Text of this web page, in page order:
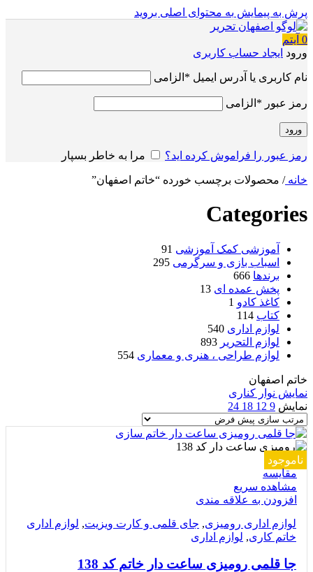
پرش به پیمایش به محتوای اصلی بروید
0 آیتم
ورود ایجاد حساب کاربری
نام کاربری یا آدرس ایمیل * الزامی
رمز عبور * الزامی
ورود
رمز عبور را فراموش کرده اید؟ مرا به خاطر بسپار
خانه/ محصولات برچسب خورده “خاتم اصفهان”
Categories
آموزشی کمک آموزشی 91
اسباب بازی و سرگرمی 295
برندها 666
پخش عمده ای 13
کاغذ کادو 1
کتاب 114
لوازم اداری 540
لوازم التحریر 893
لوازم طراحی ، هنری و معماری 554
خاتم اصفهان
نمایش نوار کناری
نمایش 9
12
18
24
ناموجود
مقایسه
مشاهده سریع
افزودن به علاقه مندی
لوازم اداری رومیزی, جای قلمی و کارت ویزیت, لوازم اداری
خاتم کاری, لوازم اداری
جا قلمی رومیزی ساعت دار خاتم کد 138